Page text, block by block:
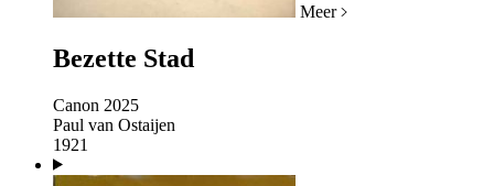
Meer
Bezette Stad
Canon 2025
Paul van Ostaijen
1921